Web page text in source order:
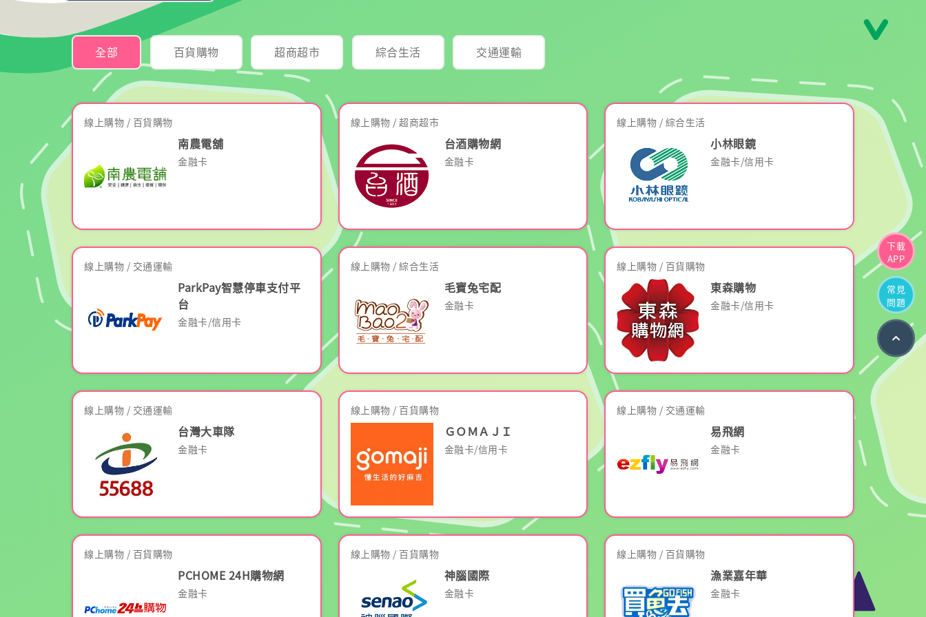
下載
APP
常見
問題
網
頁
頂
全部 百貨購物 超商超市 綜合生活 交通運輸
線上購物 / 百貨購物
南農電舖
金融卡
線上購物 / 超商超市
台酒購物網
金融卡
線上購物 / 綜合生活
小林眼鏡
金融卡/信用卡
線上購物 / 交通運輸
ParkPay智慧停車支付平
台
金融卡/信用卡
線上購物 / 綜合生活
毛寶兔宅配
金融卡
線上購物 / 百貨購物
東森購物
金融卡/信用卡
線上購物 / 交通運輸
台灣大車隊
金融卡
線上購物 / 百貨購物
ＧＯＭＡＪＩ
金融卡/信用卡
線上購物 / 交通運輸
易飛網
金融卡
線上購物 / 百貨購物
PCHOME 24H購物網
金融卡
線上購物 / 百貨購物
神腦國際
金融卡
線上購物 / 百貨購物
漁業嘉年華
金融卡